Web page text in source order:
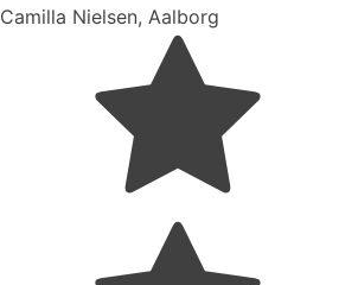
Camilla Nielsen, Aalborg